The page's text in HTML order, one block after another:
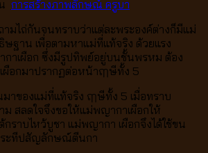
การสร้างภาพลักษณ์ ครูบา
มไถ่กันจนทราบว่าแต่ละพระองค์ต่างก็มีแม่
ษฐาน เพื่อตามหาแม่ที่แท้จริง ด้วยแรง
าเผือก ซึ่งมีรูปทิพย์อยู่บนชั้นพรหม ต้อง
ผือกมาปรากฏต่อหน้าฤๅษีทั้ง 5
มาของแม่ที่แท้จริง ฤๅษีทั้ง 5 เมื่อทราบ
ม สลดใจจึงขอให้แม่พญากาเผือกให้
ราบไหว้บูชา แม่พญากา เผือกจึงได้ใช้ขน
ระทีปสัญลักษณ์ตีนกา